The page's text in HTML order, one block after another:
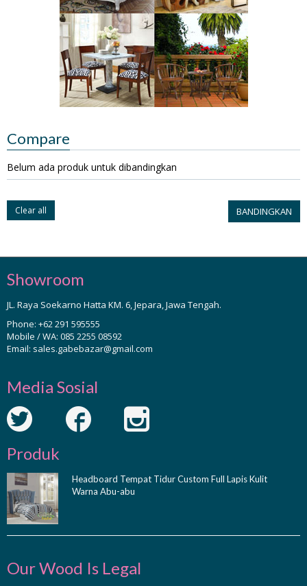
Compare
Belum ada produk untuk dibandingkan
Clear all BANDINGKAN
Showroom
JL. Raya Soekarno Hatta KM. 6, Jepara, Jawa Tengah.
Phone: +62 291 595555
Mobile / WA: 085 2255 08592
Email: sales.gabebazar@gmail.com
Media Sosial
Produk
Headboard Tempat Tidur Custom Full Lapis Kulit
Warna Abu-abu
Our Wood Is Legal